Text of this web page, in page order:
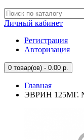
Личный кабинет
Регистрация
Авторизация
0 товар(ов) - 0.00 р.
Главная
ЭВРИН 125МГ.